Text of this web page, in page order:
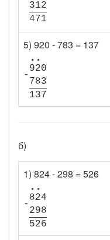
312
471
5) 920 - 783 = 137
• •
-
920
783
137
б)
1) 824 - 298 = 526
• •
-
824
298
526